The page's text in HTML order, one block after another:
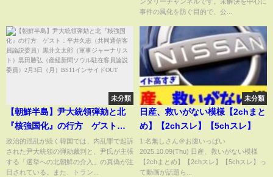
事件の風化を防ぐ目的で、公...
未分類
【朝鮮半島】尹大統領弾劾と北
『核強国化』の行方 ゲスト：
平井久志（共同通信客員論説委
員）黒井文太郎（軍事ジャーナ
リスト）黒田勝弘（産経新聞ソ
政治的混乱が続く韓国では、内乱罪で起訴
された尹大統領の弾劾裁判と、尹氏が主張
する「選挙への北朝鮮の介入」の真偽が注
目されている。また、トラン...
未分類
日産、救いがない模様【2chまと
め】【2chスレ】【5chスレ】
1:名無しさん＠お腹いっぱい
2025.10.09(Thu) 日産、救いがない模様
【2chまとめ】【2chスレ】【5chスレ】っ
て動画が話題ら...